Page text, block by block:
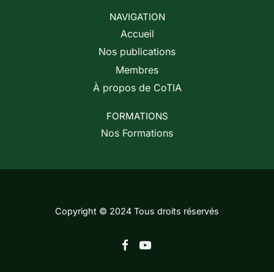
NAVIGATION
Accueil
Nos publications
Membres
À propos de CoTIA
FORMATIONS
Nos Formations
Copyright © 2024 Tous droits réservés